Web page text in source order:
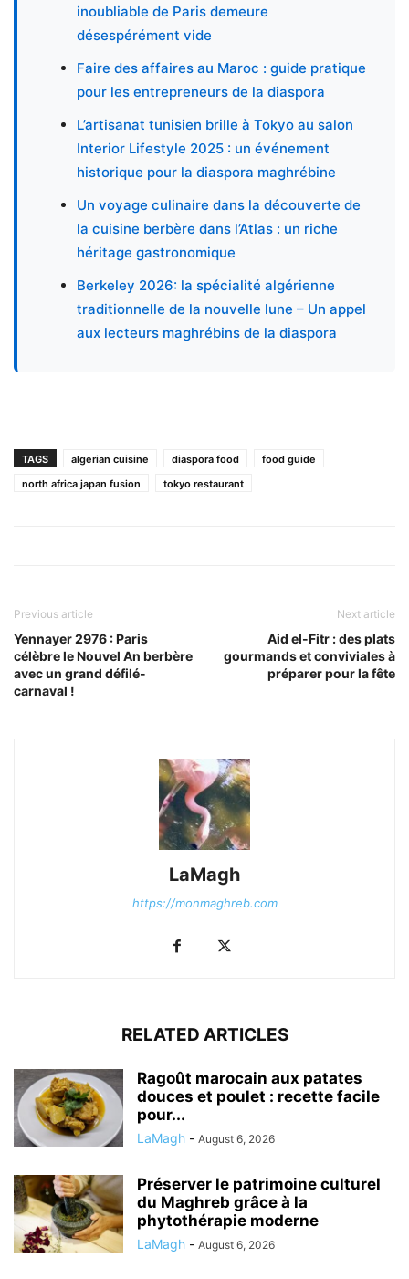
inoubliable de Paris demeure
désespérément vide
Faire des affaires au Maroc : guide pratique
pour les entrepreneurs de la diaspora
L’artisanat tunisien brille à Tokyo au salon
Interior Lifestyle 2025 : un événement
historique pour la diaspora maghrébine
Un voyage culinaire dans la découverte de
la cuisine berbère dans l’Atlas : un riche
héritage gastronomique
Berkeley 2026: la spécialité algérienne
traditionnelle de la nouvelle lune – Un appel
aux lecteurs maghrébins de la diaspora
TAGS algerian cuisine diaspora food
food guide
north africa japan fusion
tokyo restaurant
Previous article
Yennayer 2976 : Paris
célèbre le Nouvel An berbère
avec un grand défilé-
carnaval !
Next article
Aid el-Fitr : des plats
gourmands et conviviales à
préparer pour la fête
LaMagh
https://monmaghreb.com
RELATED ARTICLES
Ragoût marocain aux patates
douces et poulet : recette facile
pour...
LaMagh - August 6, 2026
Préserver le patrimoine culturel
du Maghreb grâce à la
phytothérapie moderne
LaMagh - August 6, 2026